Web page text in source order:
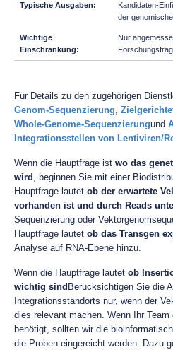
Kandidaten-
der
Nur
Für Details zu den zugehörigen
Genom-Sequenzierung,
Whole-Genome-Sequenzierungund
Integrationsstellen von Lentiviren/
Wenn die Hauptfrage ist wo das
wird , beginnen Sie mit einer
Hauptfrage lautet ob der erwartete
vorhanden ist und durch Reads
Sequenzierung oder
Hauptfrage lautet ob das Transgen
Analyse auf RNA-Ebene hinzu.
Wenn die Hauptfrage lautet ob
wichtig sind Berücksichtigen Sie die
Integrationsstandorts nur, wenn der
dies relevant machen. Wenn Ihr
benötigt, sollten wir die
die Proben eingereicht werden. Dazu